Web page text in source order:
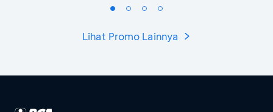
Lihat Promo Lainnya